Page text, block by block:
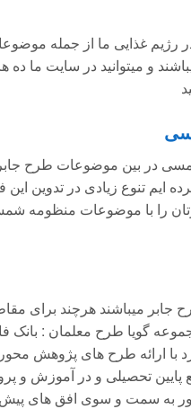
رژیم غذایی ما از جمله
و میتوانید در سایت ما ده
در بین موضوعات طرح جابر
تنوع زیادی در تدوین این
را با موضوعات منظومه
جابر میباشند هرچند برای
گویا طرح معلمان : بانک
ارائه طرح های پژوهش محور
تحصیلی و در آموزش و
به سمت و سوی افق های پیش